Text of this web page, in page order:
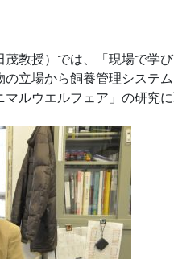
教授）では、「現場で学び
立場から飼養管理システ
ルウエルフェア」の研究